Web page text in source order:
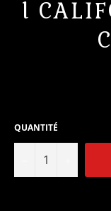
l
QUANTITÉ